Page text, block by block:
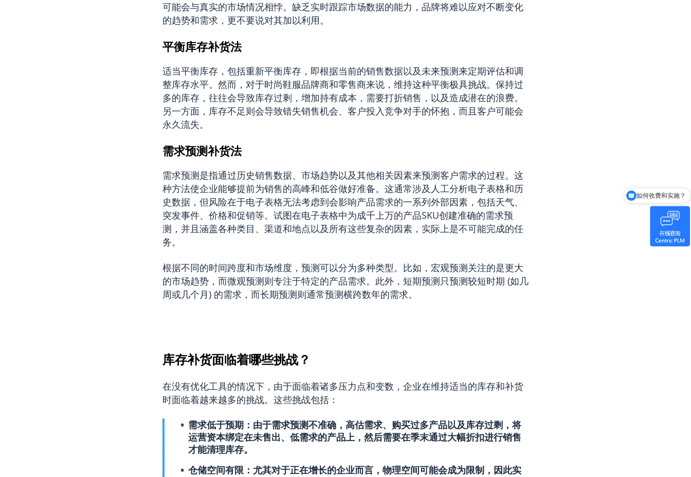
可能会与真实的市场情况相悖。缺乏实时跟踪市场数据的能力，品牌将难以应对不断变化
的趋势和需求，更不要说对其加以利用。
平衡库存补货法
适当平衡库存，包括重新平衡库存，即根据当前的销售数据以及未来预测来定期评估和调
整库存水平。然而，对于时尚鞋服品牌商和零售商来说，维持这种平衡极具挑战。保持过
多的库存，往往会导致库存过剩，增加持有成本，需要打折销售，以及造成潜在的浪费。
另一方面，库存不足则会导致错失销售机会、客户投入竞争对手的怀抱，而且客户可能会
永久流失。
需求预测补货法
需求预测是指通过历史销售数据、市场趋势以及其他相关因素来预测客户需求的过程。这
种方法使企业能够提前为销售的高峰和低谷做好准备。这通常涉及人工分析电子表格和历
史数据，但风险在于电子表格无法考虑到会影响产品需求的一系列外部因素，包括天气、
突发事件、价格和促销等。试图在电子表格中为成千上万的产品SKU创建准确的需求预
测，并且涵盖各种类目、渠道和地点以及所有这些复杂的因素，实际上是不可能完成的任
务。
根据不同的时间跨度和市场维度，预测可以分为多种类型。比如，宏观预测关注的是更大
的市场趋势，而微观预测则专注于特定的产品需求。此外，短期预测只预测较短时期 (如几
周或几个月) 的需求，而长期预测则通常预测横跨数年的需求。
库存补货面临着哪些挑战？
在没有优化工具的情况下，由于面临着诸多压力点和变数，企业在维持适当的库存和补货
时面临着越来越多的挑战。这些挑战包括：
需求低于预期：由于需求预测不准确，高估需求、购买过多产品以及库存过剩，将
运营资本绑定在未售出、低需求的产品上，然后需要在季末通过大幅折扣进行销售
才能清理库存。
仓储空间有限：尤其对于正在增长的企业而言，物理空间可能会成为限制，因此实
Centric是谁？